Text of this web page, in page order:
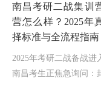
南昌考研二战集训
营怎么样？2025年
择标准与全流程指南
2025年考研二战备战进
南昌考生正焦急询问：